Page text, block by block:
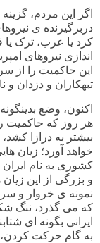
اگر این مردم،
دربرگیرنده ی
کرد یا عرب، ترک
اندازی نیروهای
این حاکمیت را از
تبهکاران و دزدان و
اکنون، وضع
هر روز که حاکمیت
بیشتر به درازا
خواهد آورد؛ زیان
کشوری به نام
و بزرگی از این زیان
نمونه ی خروار و
که می گذرد، ننگ
ایرانی بگونه ای
به گام حرکت